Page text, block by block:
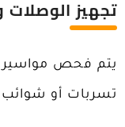
تجهيز الوصلات
يتم فحص مواسير
تسربات أو